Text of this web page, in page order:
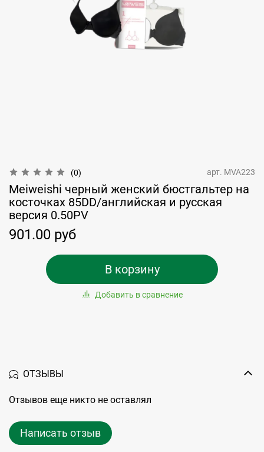
(0) арт. MVA223
Meiweishi черный женский бюстгальтер на
косточках 85DD/английская и русская
версия 0.50PV
901.00 руб
В корзину
Добавить в сравнение
ОТЗЫВЫ
Отзывов еще никто не оставлял
Написать отзыв